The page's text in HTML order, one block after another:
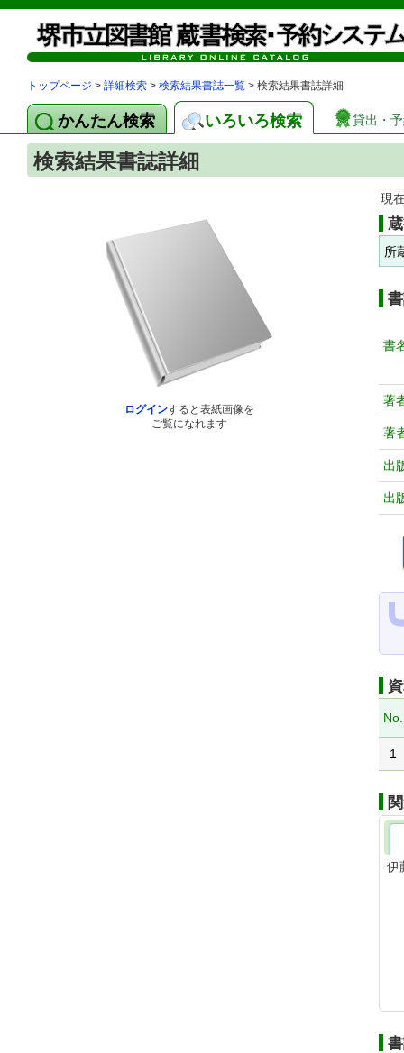
トップページ > 詳細検索 > 検索結果書誌一覧 > 検索結果書誌詳細
かんたん検索 いろいろ検索 貸出・
検索結果書誌詳細
ログインすると表紙画像を
ご覧になれます
現
所
書
著
著
出
出
No.
1
伊